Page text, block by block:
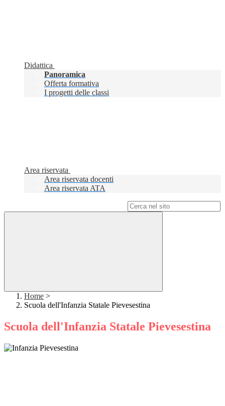
Didattica
Panoramica
Offerta formativa
I progetti delle classi
Area riservata
Area riservata docenti
Area riservata ATA
Home >
Scuola dell'Infanzia Statale Pievesestina
Scuola dell'Infanzia Statale Pievesestina